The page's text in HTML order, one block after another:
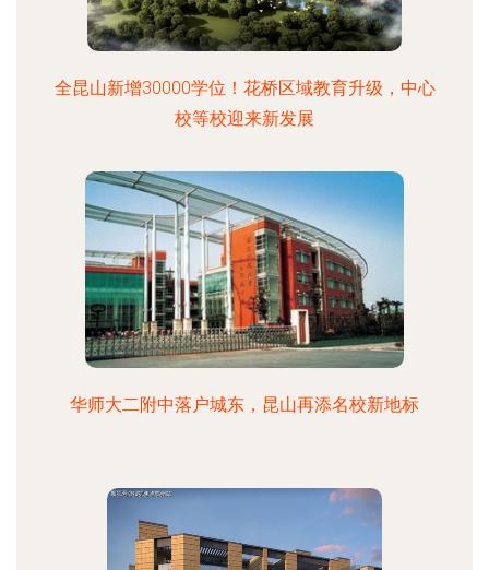
全昆山新增30000学位！花桥区域教育升级，中心
校等校迎来新发展
华师大二附中落户城东，昆山再添名校新地标